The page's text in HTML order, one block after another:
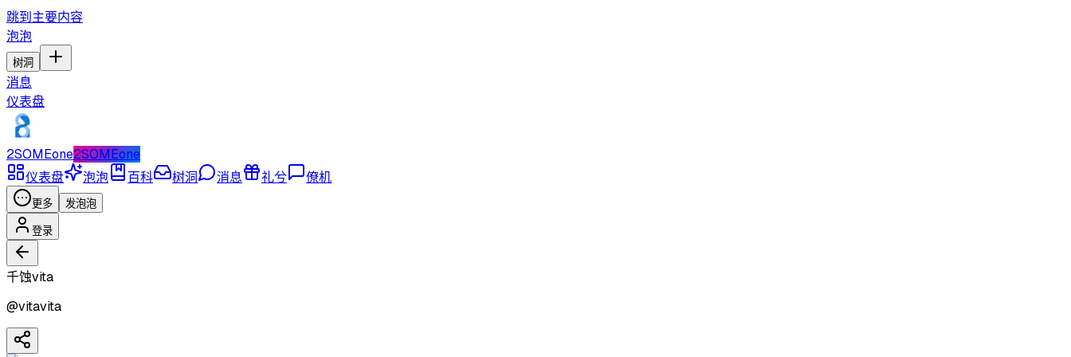
跳到主要内容
泡泡
树洞
消息
仪表盘
2SOMEone2SOMEone
仪表盘
泡泡 百科 树洞 消息 礼兮 僚机
更多 发泡泡
登录
千蚀vita
@vitavita